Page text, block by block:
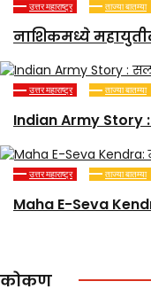
उत्तर महाराष्ट्र ताज्या बातम्या
नाशिकमध्ये
उत्तर महाराष्ट्र ताज्या बातम्या
Indian Army Story
उत्तर महाराष्ट्र ताज्या बातम्या
Maha E-Seva
कोकण